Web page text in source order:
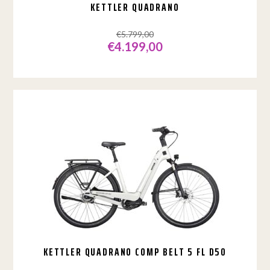
KETTLER QUADRANO
€5.799,00
€4.199,00
variaties.
gekozen
worden
op
de
productpagina
KETTLER QUADRANO COMP BELT 5 FL D50